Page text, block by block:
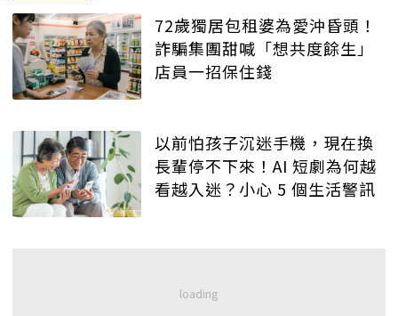
72歲獨居包租婆為愛沖昏頭！
詐騙集團甜喊「想共度餘生」
店員一招保住錢
以前怕孩子沉迷手機，現在換
長輩停不下來！AI 短劇為何越
看越入迷？小心 5 個生活警訊